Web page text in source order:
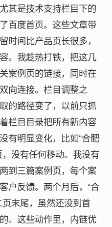
其是技术支持栏目下的
百度首页。这些文章带
时间比产品页长很多，
。我趁热打铁，把这几
案例页的链接，同时在
向连接。栏目调整之
的路径变了，以前只抓
栏目目录把所有新内容
有明显变化，比如“合肥
没有任何移动。我没有
到三篇案例页，每个案
户反馈。两个月后，“合
末尾，虽然还没到首
。这些动作里，内链优